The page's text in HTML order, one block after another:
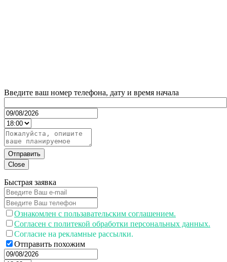
Введите ваш номер телефона, дату и время начала
Отправить
Close
Быстрая заявка
Ознакомлен с пользавательским соглашением.
Согласен с политекой обработки персональных данных.
Согласие на рекламные рассылки.
Отправить похожим